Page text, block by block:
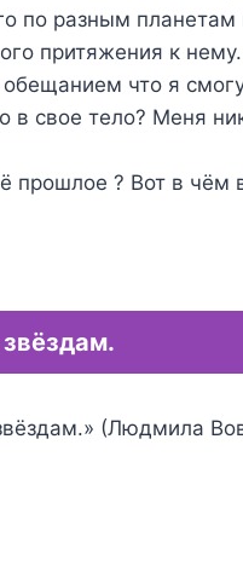
по разным планетам
притяжения к
обещанием что я
в свое тело? Меня
прошлое ? Вот в чём
(Людмила